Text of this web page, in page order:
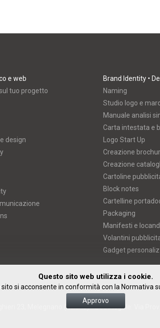
e web
tuo progetto
design
Brand Identity •
Naming
Studio logo e
Manuale analisi
Carta intestata e
Logo Start Up
Creazione
Creazione
Cartoline
Block notes
Cartelline
Packaging
Manifesti e
Volantini
Gadget
23, Melegnano (Milano) • Sede legale: Via
Questo sito web utilizza i cookie.
si acconsente in conformità con la Normativa
Approvo